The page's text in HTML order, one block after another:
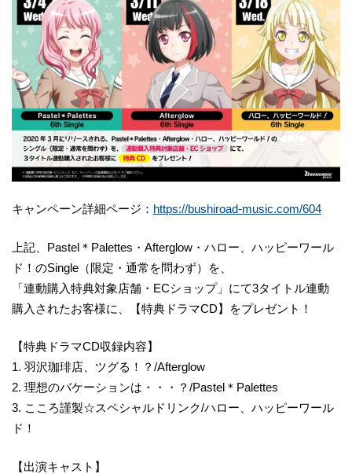
キャンペーン詳細ページ： https://bushiroad-music.com/604
上記、Pastel＊Palettes・Afterglow・ハロー、ハッピーワール
ド！のSingle（限定・通常を問わず）を、
「連動購入特典対象店舗・ECショップ」にて3タイトル連動
購入されたお客様に、【特典ドラマCD】をプレゼント！
【特典ドラマCD収録内容】
1. 羽沢珈琲店、ツグる！？/Afterglow
2. 理想のバケーションは・・・？/Pastel＊Palettes
3. こころ謹製☆スペシャルドリンク/ハロー、ハッピーワール
ド！
【出演キャスト】